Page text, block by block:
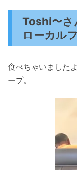
Toshi〜さ
ローカル
食べちゃいました
ープ。